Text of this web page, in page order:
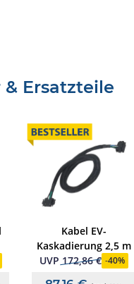
Ersatzteile
Kabel EV-
Kaskadierung 2,5 m
UVP 172,86 € -40%